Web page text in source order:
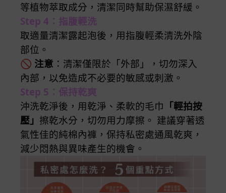
等植物萃取成分，清潔同時幫助保濕舒緩。
Step 4：指腹輕洗
取適量清潔露起泡後，用指腹輕柔清洗外陰
部位。
🚫 注意 ：清潔僅限於「外部」，切勿深入
內部，以免造成不必要的敏感或刺激。
Step 5：保持乾爽
沖洗乾淨後，用乾淨、柔軟的毛巾 「輕拍按
壓」 擦乾水分，切勿用力摩擦。 建議穿著透
氣性佳的純棉內褲，保持私密處通風乾爽，
減少悶熱與異味產生的機會。